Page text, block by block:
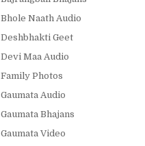
Bhole Naath Audio
Deshbhakti Geet
Devi Maa Audio
Family Photos
Gaumata Audio
Gaumata Bhajans
Gaumata Video